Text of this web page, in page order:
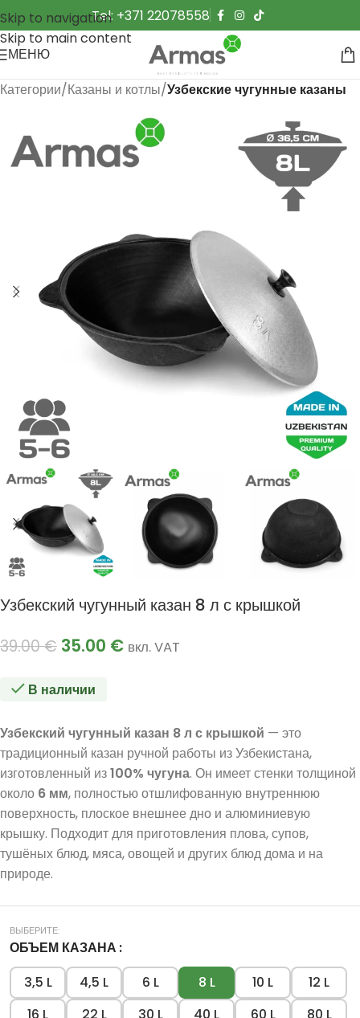
Skip to navigation
Skip to main content
Tel: +371 22078558
МЕНЮ
Категории Казаны и котлы Узбекские чугунные казаны
Узбекский чугунный казан 8 л с крышкой
39.00€ 35.00 € вкл. VAT
В наличии
Узбекский чугунный казан 8 л с крышкой — это
традиционный казан ручной работы из Узбекистана,
изготовленный из100% чугуна. Он имеет стенки толщиной
около 6 мм, полностью отшлифованную внутреннюю
поверхность, плоское внешнее дно и алюминиевую
крышку. Подходит для приготовления плова, супов,
тушёных блюд, мяса, овощей и других блюд дома и на
природе.
ОБЪЕМ КАЗАНА
3,5 L
4,5 L 6 L 8 L 10 L
12 L